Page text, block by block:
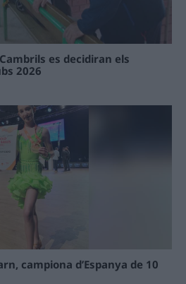
es decidiran els
2026
campiona d’Espanya de 10